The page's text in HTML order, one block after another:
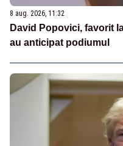
8 aug. 2026, 11:32
David Popovici, favorit
au anticipat podiumul